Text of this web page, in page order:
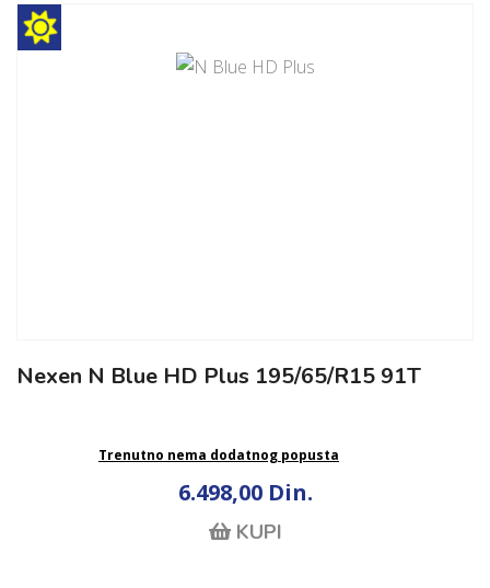
Nexen N Blue HD Plus 195/65/R15 91T
Trenutno nema dodatnog popusta
6.498,00 Din.
KUPI